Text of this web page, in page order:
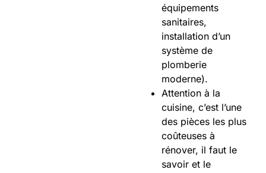
équipements
sanitaires,
installation d’un
système de
plomberie
moderne).
Attention à la
cuisine, c’est l’une
des pièces les plus
coûteuses à
rénover, il faut le
savoir et le